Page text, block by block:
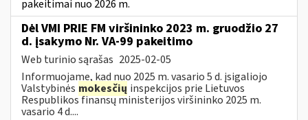
pakeitimai nuo 2026 m.
Dėl VMI PRIE FM viršininko 2023 m. gruodžio 27
d. įsakymo Nr. VA-99 pakeitimo
Web turinio sąrašas 2025-02-05
Informuojame, kad nuo 2025 m. vasario 5 d. įsigaliojo
Valstybinės mokesčių inspekcijos prie Lietuvos
Respublikos finansų ministerijos viršininko 2025 m.
vasario 4 d....